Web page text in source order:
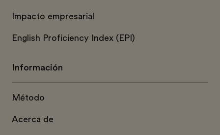
Impacto empresarial
English Proficiency Index (EPI)
Información
Método
Acerca de